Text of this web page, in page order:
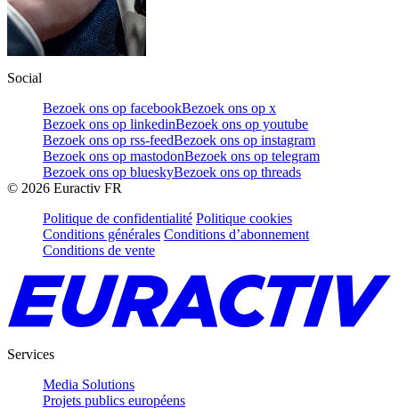
Social
Bezoek ons op facebookBezoek ons op x
Bezoek ons op linkedinBezoek ons op youtube
Bezoek ons op rss-feedBezoek ons op instagram
Bezoek ons op mastodonBezoek ons op telegram
Bezoek ons op blueskyBezoek ons op threads
© 2026 Euractiv FR
Politique de confidentialité Politique cookies
Conditions générales Conditions d’abonnement
Conditions de vente
Services
Media Solutions
Projets publics européens